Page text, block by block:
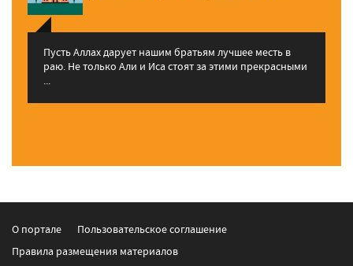
Пусть Аллах дарует нашим братьям лучшее месть в
раю. Не только Али и Иса стоят за этими прекрасными
...
О портале
Пользовательское соглашение
Правила размещения материалов